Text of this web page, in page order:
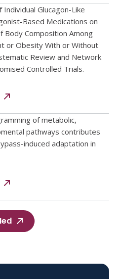
Glucagon-Like
Based Medications on
Body Composition Among
or Obesity With or Without
Review and Network
Controlled Trials.
of metabolic,
pathways contributes
induced adaptation in